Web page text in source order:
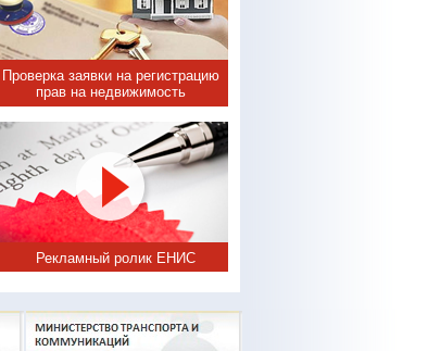
Проверка заявки на регистрацию
прав на недвижимость
Рекламный ролик ЕНИС